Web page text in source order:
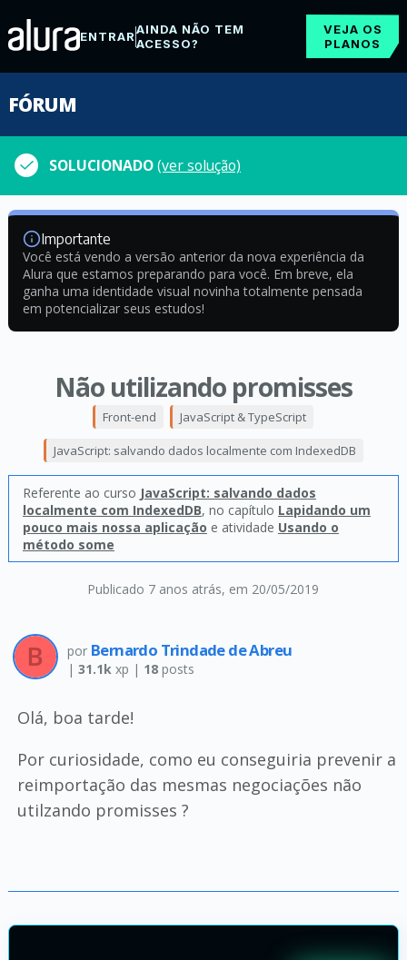
ENTRARAINDA NÃO TEM
ACESSO?
VEJA OS
PLANOS
FÓRUM
SOLUCIONADO(ver solução)
Importante
Você está vendo a versão anterior da nova experiência da
Alura que estamos preparando para você. Em breve, ela
ganha uma identidade visual novinha totalmente pensada
em potencializar seus estudos!
Não utilizando promisses
Publicado 7 anos atrás, em 20/05/2019
Front-end JavaScript & TypeScript
JavaScript: salvando dados localmente com IndexedDB
Referente ao curso JavaScript: salvando dados
localmente com IndexedDB, no capítulo Lapidando um
pouco mais nossa aplicação e atividade Usando o
método some
por Bernardo Trindade de Abreu
| 31.1kxp | 18posts
Olá, boa tarde!
Por curiosidade, como eu conseguiria prevenir a
reimportação das mesmas negociações não
utilzando promisses ?